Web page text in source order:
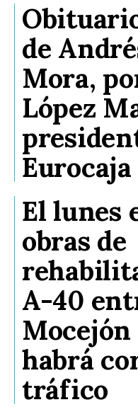
de
Mora,
López
El lunes
obras de
A-40
Mocejón
habrá
tráfico